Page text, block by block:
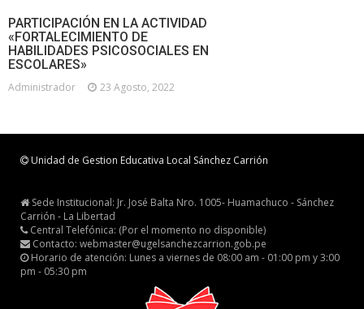
PARTICIPACIÓN EN LA ACTIVIDAD
«FORTALECIMIENTO DE
HABILIDADES PSICOSOCIALES EN
ESCOLARES»
Administrador 23 Agosto, 2022
Unidad de Gestion Educativa Local Sánchez Carrión
Sede Institucional: Jr. José Balta Nro. 1005- Huamachuco - Sánchez
Carrión - La Libertad
Central Telefónica: (Por el momento no disponible)
Contacto: webmaster@ugelsanchezcarrion.gob.pe
Horario de atención: Lunes a viernes de 08:00 am - 01:00 pm y 3:00
pm - 05:30 pm